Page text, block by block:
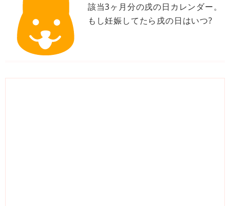
該当3ヶ月分の戌の日カレンダー。
もし妊娠してたら戌の日はいつ?